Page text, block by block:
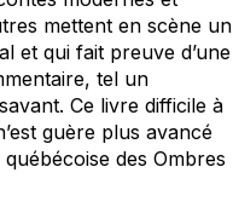
mettent en scène un
et qui fait preuve d’une
tel un
Ce livre difficile à
guère plus avancé
des Ombres